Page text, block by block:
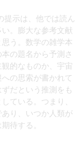
示は、他では読ん
。膨大な参考文献
う。数学の雑学本
の題名から予測さ
的なものか、宇宙
の思索が書かれて
だという推測をも
ている。つまり、
り、いつか人類が
待する。